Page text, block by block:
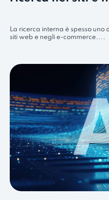
La ricerca interna è spesso
siti web e negli e-commerce....